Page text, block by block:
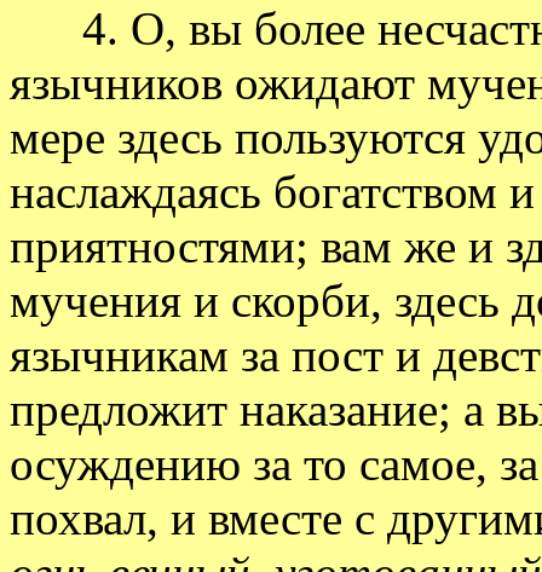
4. О, вы более
язычников ожидают
мере здесь пользуются
наслаждаясь богатством
приятностями; вам же и
мучения и скорби, здесь
язычникам за пост и
предложит наказание; а
осуждению за то самое,
похвал, и вместе с